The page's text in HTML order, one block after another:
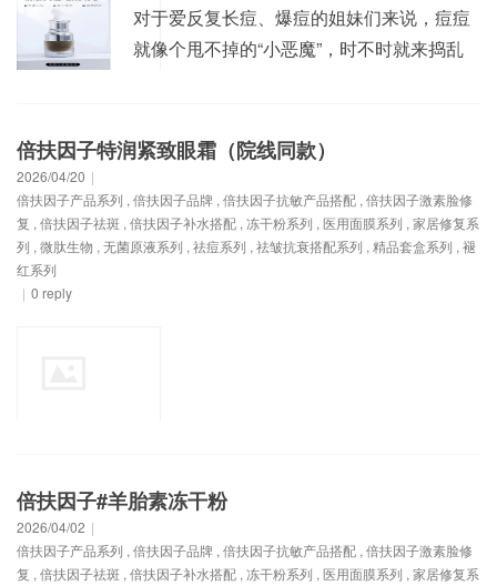
对于爱反复长痘、爆痘的姐妹们来说，痘痘
就像个甩不掉的“小恶魔”，时不时就来捣乱
妆吧，怕堵塞毛孔让痘痘更严重；不化妆
今天一定要给大家介绍一款超厉害的祛痘神
器——倍扶因子祛...
倍扶因子特润紧致眼霜（院线同款）
2026/04/20 |
倍扶因子产品系列 , 倍扶因子品牌 , 倍扶因子抗敏产品搭配 , 倍扶因子激素脸修
复 , 倍扶因子祛斑 , 倍扶因子补水搭配 , 冻干粉系列 , 医用面膜系列 , 家居修复系
列 , 微肽生物 , 无菌原液系列 , 祛痘系列 , 祛皱抗衰搭配系列 , 精品套盒系列 , 褪
红系列
| 0 reply
倍扶因子#羊胎素冻干粉
2026/04/02 |
倍扶因子产品系列 , 倍扶因子品牌 , 倍扶因子抗敏产品搭配 , 倍扶因子激素脸修
复 , 倍扶因子祛斑 , 倍扶因子补水搭配 , 冻干粉系列 , 医用面膜系列 , 家居修复系